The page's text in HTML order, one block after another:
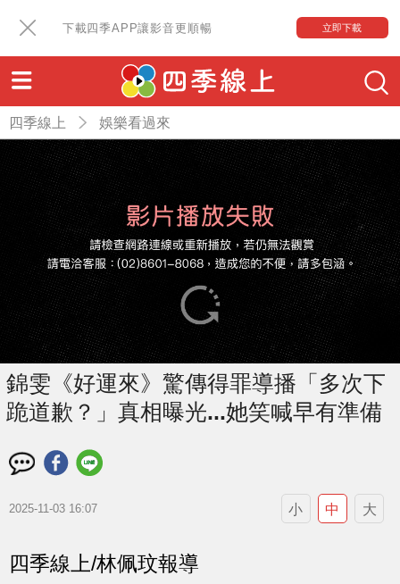
下載四季APP讓影音更順暢 立即下載
四季線上 娛樂看過來
錦雯《好運來》驚傳得罪導播「多次下
跪道歉？」真相曝光...她笑喊早有準備
2025-11-03 16:07 小 中 大
四季線上/林佩玟報導